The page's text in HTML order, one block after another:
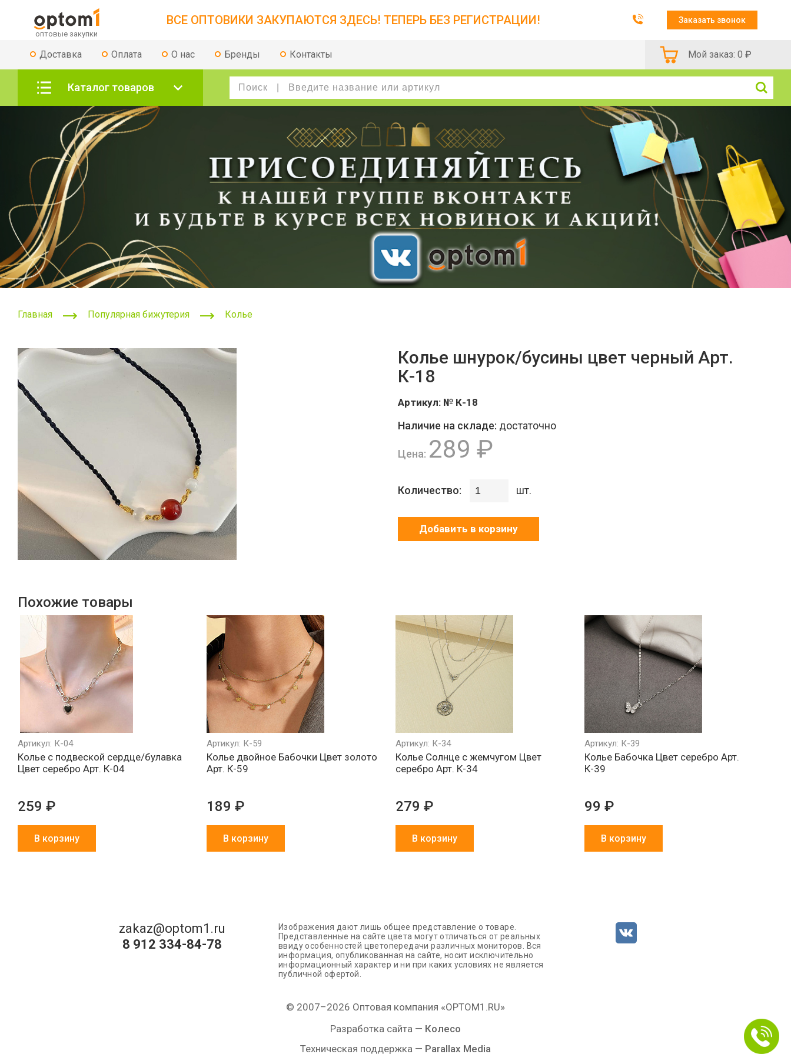
ВСЕ ОПТОВИКИ ЗАКУПАЮТСЯ ЗДЕСЬ! ТЕПЕРЬ БЕЗ РЕГИСТРАЦИИ! Заказать звонок
Доставка Оплата О нас Бренды Контакты Мой заказ: 0 ₽
Каталог товаров
Главная Популярная бижутерия Колье
Колье шнурок/бусины цвет черный Арт.
К-18
Артикул: № К-18
Наличие на складе: достаточно
Цена: 289 ₽
Количество: шт.
Добавить в корзину
Похожие товары
Артикул: К-04
Колье с подвеской сердце/булавка
Цвет серебро Арт. К-04
259 ₽
В корзину
Артикул: К-59
Колье двойное Бабочки Цвет золото
Арт. К-59
189 ₽
В корзину
Артикул: К-34
Колье Солнце с жемчугом Цвет
серебро Арт. К-34
279 ₽
В корзину
Артикул: К-39
Колье Бабочка Цвет серебро Арт.
К-39
99 ₽
В корзину
zakaz@optom1.ru
8 912 334-84-78
Изображения дают лишь общее представление о товаре.
Представленные на сайте цвета могут отличаться от реальных
ввиду особенностей цветопередачи различных мониторов. Вся
информация, опубликованная на сайте, носит исключительно
информационный характер и ни при каких условиях не является
публичной офертой.
© 2007–2026 Оптовая компания «OPTOM1.RU»
Разработка сайта — Колесо
Техническая поддержка — Parallax Media